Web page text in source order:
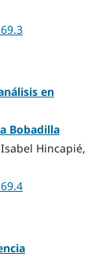
en
Bobadilla
Hincapié,